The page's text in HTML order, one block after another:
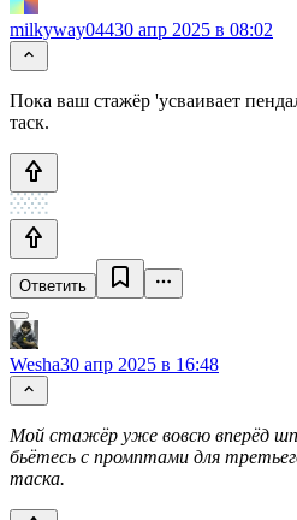
milkyway04430 апр 2025 в 08:02
Пока ваш стажёр 'усваивает
таск.
Ответить
Wesha30 апр 2025 в 16:48
Мой стажёр уже вовсю вперёд
бьётесь с промптами для
таска.